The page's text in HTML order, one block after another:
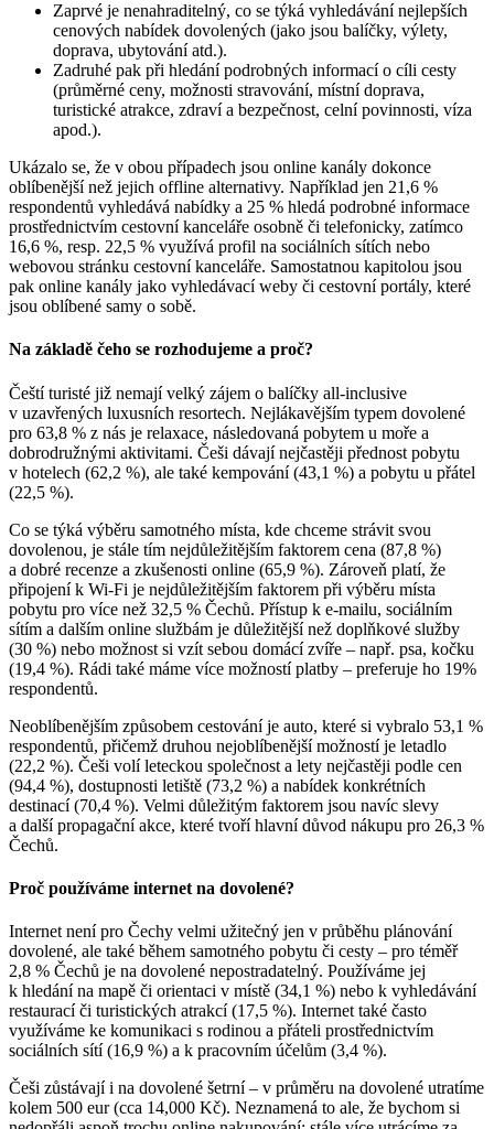
Zaprvé je nenahraditelný, co se týká vyhledávání nejlepších
cenových nabídek dovolených (jako jsou balíčky, výlety,
doprava, ubytování atd.).
Zadruhé pak při hledání podrobných informací o cíli cesty
(průměrné ceny, možnosti stravování, místní doprava,
turistické atrakce, zdraví a bezpečnost, celní povinnosti, víza
apod.).
Ukázalo se, že v obou případech jsou online kanály dokonce
oblíbenější než jejich offline alternativy. Například jen 21,6 %
respondentů vyhledává nabídky a 25 % hledá podrobné informace
prostřednictvím cestovní kanceláře osobně či telefonicky, zatímco
16,6 %, resp. 22,5 % využívá profil na sociálních sítích nebo
webovou stránku cestovní kanceláře. Samostatnou kapitolou jsou
pak online kanály jako vyhledávací weby či cestovní portály, které
jsou oblíbené samy o sobě.
Na základě čeho se rozhodujeme a proč?
Čeští turisté již nemají velký zájem o balíčky all-inclusive
v uzavřených luxusních resortech. Nejlákavějším typem dovolené
pro 63,8 % z nás je relaxace, následovaná pobytem u moře a
dobrodružnými aktivitami. Češi dávají nejčastěji přednost pobytu
v hotelech (62,2 %), ale také kempování (43,1 %) a pobytu u přátel
(22,5 %).
Co se týká výběru samotného místa, kde chceme strávit svou
dovolenou, je stále tím nejdůležitějším faktorem cena (87,8 %)
a dobré recenze a zkušenosti online (65,9 %). Zároveň platí, že
připojení k Wi-Fi je nejdůležitějším faktorem při výběru místa
pobytu pro více než 32,5 % Čechů. Přístup k e-mailu, sociálním
sítím a dalším online službám je důležitější než doplňkové služby
(30 %) nebo možnost si vzít sebou domácí zvíře – např. psa, kočku
(19,4 %). Rádi také máme více možností platby – preferuje ho 19%
respondentů.
Neoblíbenějším způsobem cestování je auto, které si vybralo 53,1 %
respondentů, přičemž druhou nejoblíbenější možností je letadlo
(22,2 %). Češi volí leteckou společnost a lety nejčastěji podle cen
(94,4 %), dostupnosti letiště (73,2 %) a nabídek konkrétních
destinací (70,4 %). Velmi důležitým faktorem jsou navíc slevy
a další propagační akce, které tvoří hlavní důvod nákupu pro 26,3 %
Čechů.
Proč používáme internet na dovolené?
Internet není pro Čechy velmi užitečný jen v průběhu plánování
dovolené, ale také během samotného pobytu či cesty – pro téměř
2,8 % Čechů je na dovolené nepostradatelný. Používáme jej
k hledání na mapě či orientaci v místě (34,1 %) nebo k vyhledávání
restaurací či turistických atrakcí (17,5 %). Internet také často
využíváme ke komunikaci s rodinou a přáteli prostřednictvím
sociálních sítí (16,9 %) a k pracovním účelům (3,4 %).
Češi zůstávají i na dovolené šetrní – v průměru na dovolené utratíme
kolem 500 eur (cca 14,000 Kč). Neznamená to ale, že bychom si